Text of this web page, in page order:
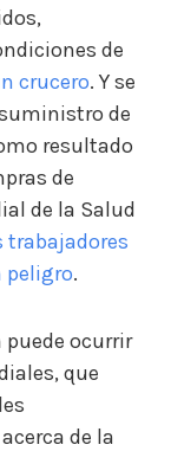
de
crucero. Y se
de
resultado
de
de la Salud
trabajadores
peligro.
ocurrir
que
de la